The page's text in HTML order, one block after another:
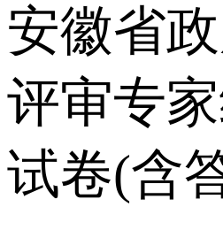
安徽省
评审专
试卷(含